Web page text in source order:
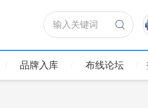
输入关键词
品牌入库 布线论坛